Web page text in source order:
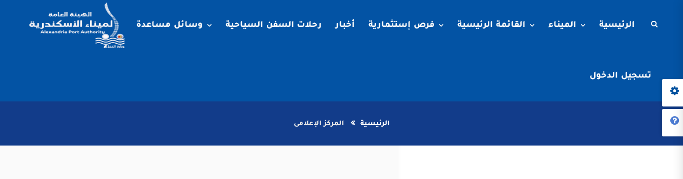
الرئيسية الميناء القائمة الرئيسية فرص إستثمارية أخبار رحلات السفن السياحية وسائل مساعدة
تسجيل الدخول
الرئيسية المركز الإعلامى